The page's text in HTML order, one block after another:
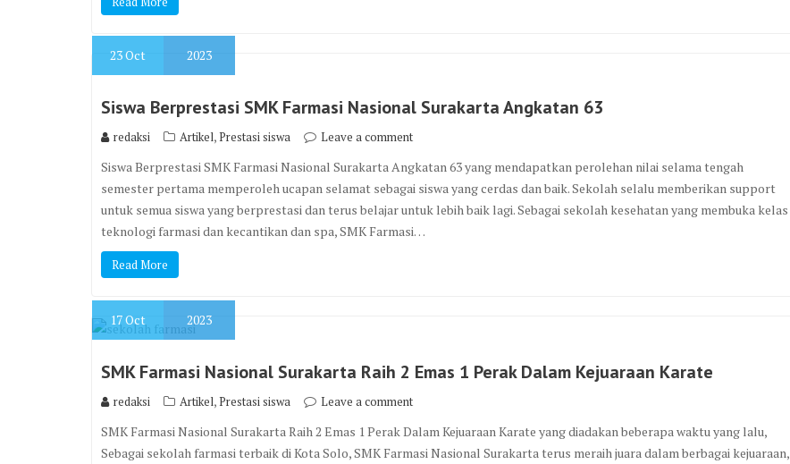
23Oct 2023
Siswa Berprestasi SMK Farmasi Nasional Surakarta Angkatan 63
redaksi Artikel,Prestasi siswa Leave a comment
Siswa Berprestasi SMK Farmasi Nasional Surakarta Angkatan 63 yang mendapatkan perolehan nilai selama tengah
semester pertama memperoleh ucapan selamat sebagai siswa yang cerdas dan baik. Sekolah selalu memberikan support
untuk semua siswa yang berprestasi dan terus belajar untuk lebih baik lagi. Sebagai sekolah kesehatan yang membuka kelas
teknologi farmasi dan kecantikan dan spa, SMK Farmasi…
Read More
17Oct 2023
SMK Farmasi Nasional Surakarta Raih 2 Emas 1 Perak Dalam Kejuaraan Karate
redaksi Artikel,Prestasi siswa Leave a comment
SMK Farmasi Nasional Surakarta Raih 2 Emas 1 Perak Dalam Kejuaraan Karate yang diadakan beberapa waktu yang lalu,
Sebagai sekolah farmasi terbaik di Kota Solo, SMK Farmasi Nasional Surakarta terus meraih juara dalam berbagai kejuaraan,